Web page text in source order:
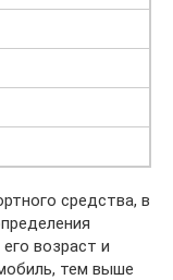
средства, в
возраст и
тем выше